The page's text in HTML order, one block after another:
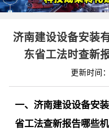
济南建设设备安装
东省工法时查新
更新时间
一、济南建设设备安
省工法查新报告哪些